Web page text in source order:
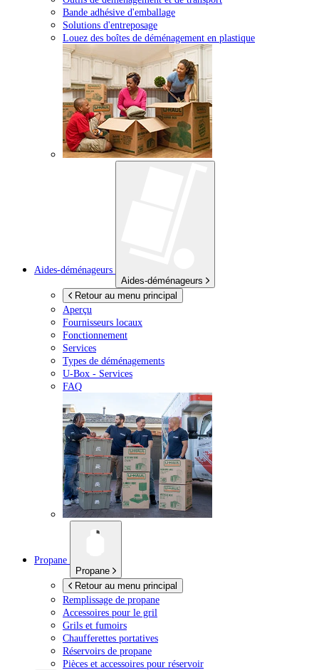
Bande adhésive d'emballage
Solutions d'entreposage
Louez des boîtes de déménagement en plastique
Aides-déménageurs
Aides-déménageurs
Retour au menu principal
Aperçu
Fournisseurs locaux
Fonctionnement
Services
Types de déménagements
U-Box - Services
FAQ
Propane
Propane
Retour au menu principal
Remplissage de propane
Accessoires pour le gril
Grils et fumoirs
Chaufferettes portatives
Réservoirs de propane
Pièces et accessoires pour réservoir